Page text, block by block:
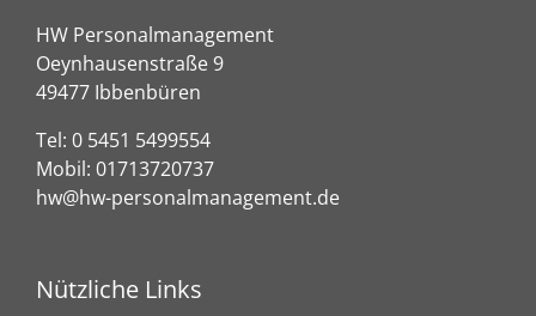
HW Personalmanagement
Oeynhausenstraße 9
49477 Ibbenbüren
Tel: 0 5451 5499554
Mobil: 01713720737
hw@hw-personalmanagement.de
Nützliche Links